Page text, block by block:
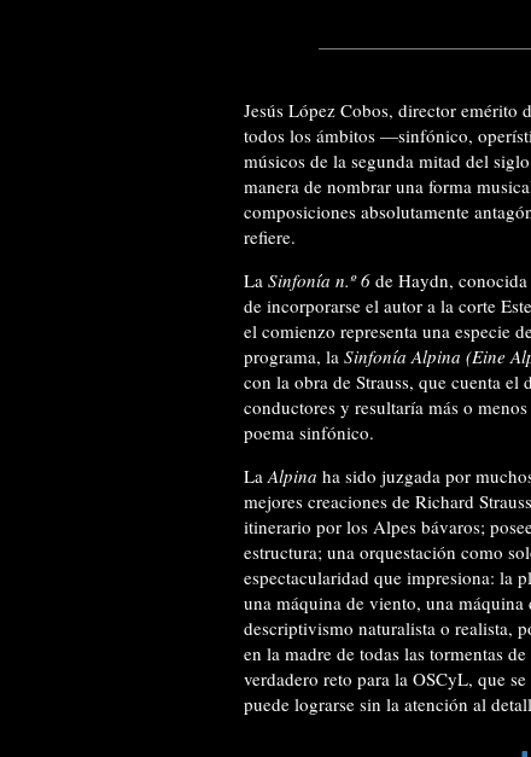
Jesús López Cobos, director emérito
todos los ámbitos —sinfónico,
músicos de la segunda mitad del
manera de nombrar una forma
composiciones absolutamente
refiere.
La Sinfonía n.º 6 de Haydn,
de incorporarse el autor a la corte
el comienzo representa una especie
programa, la Sinfonía Alpina (Eine
con la obra de Strauss, que cuenta
conductores y resultaría más o
poema sinfónico.
LaAlpina ha sido juzgada por
mejores creaciones de Richard
itinerario por los Alpes bávaros;
estructura; una orquestación como
espectacularidad que impresiona: la
una máquina de viento, una
descriptivismo naturalista o realista,
en la madre de todas las tormentas
verdadero reto para la OSCyL, que
puede lograrse sin la atención al